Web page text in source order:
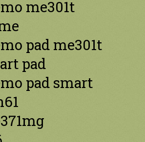
me301t
pad me301t
pad
pad smart